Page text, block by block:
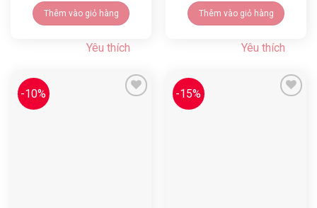
Thêm vào giỏ hàng
Yêu thích
Thêm vào giỏ hàng
Yêu thích
-10% -15%